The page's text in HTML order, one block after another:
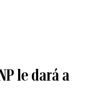
le dará a